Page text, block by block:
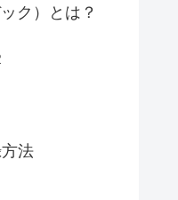
ク）とは？
法